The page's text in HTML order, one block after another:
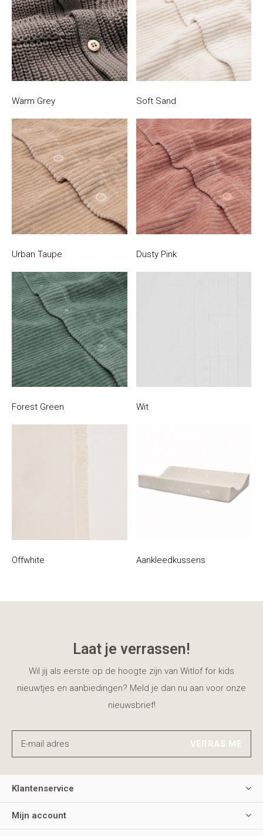
Warm Grey Soft Sand
Urban Taupe Dusty Pink
Forest Green Wit
Offwhite Aankleedkussens
Laat je verrassen!
Wil jij als eerste op de hoogte zijn van Witlof for kids
nieuwtjes en aanbiedingen? Meld je dan nu aan voor onze
nieuwsbrief!
VERRAS ME
Klantenservice
Mijn account